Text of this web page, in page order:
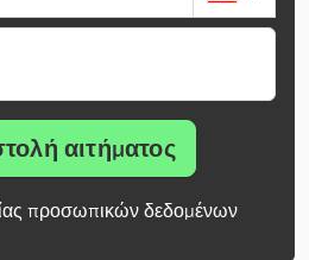
αιτήματος
προσωπικών δεδομένων